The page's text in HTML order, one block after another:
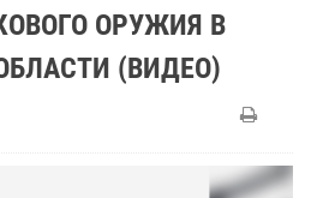
ОРУЖИЯ В
(ВИДЕО)